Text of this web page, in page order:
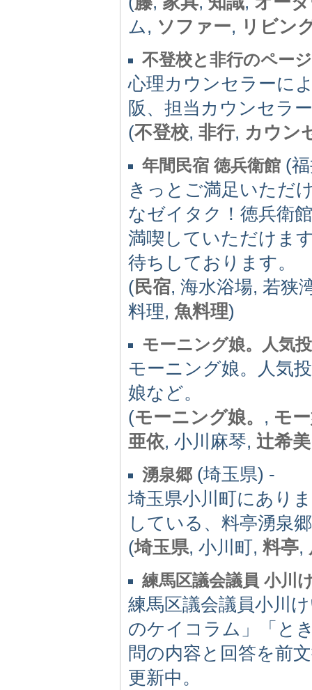
ム, ソファー, リビン
不登校と非行のページ
心理カウンセラーに
阪、担当カウンセラ
(不登校, 非行, カウン
年間民宿 徳兵衛館 (
きっとご満足いただ
なゼイタク！徳兵衛
満喫していただけま
待ちしております。
(民宿, 海水浴場, 若狭
料理, 魚料理)
モーニング娘。人気
モーニング娘。人気
娘など。
(モーニング娘。 , モ
亜依, 小川麻琴, 辻希美
湧泉郷 (埼玉県) -
埼玉県小川町にあり
している、料亭湧泉
(埼玉県, 小川町, 料亭,
練馬区議会議員 小川
練馬区議会議員小川
のケイコラム」「と
問の内容と回答を前
更新中。